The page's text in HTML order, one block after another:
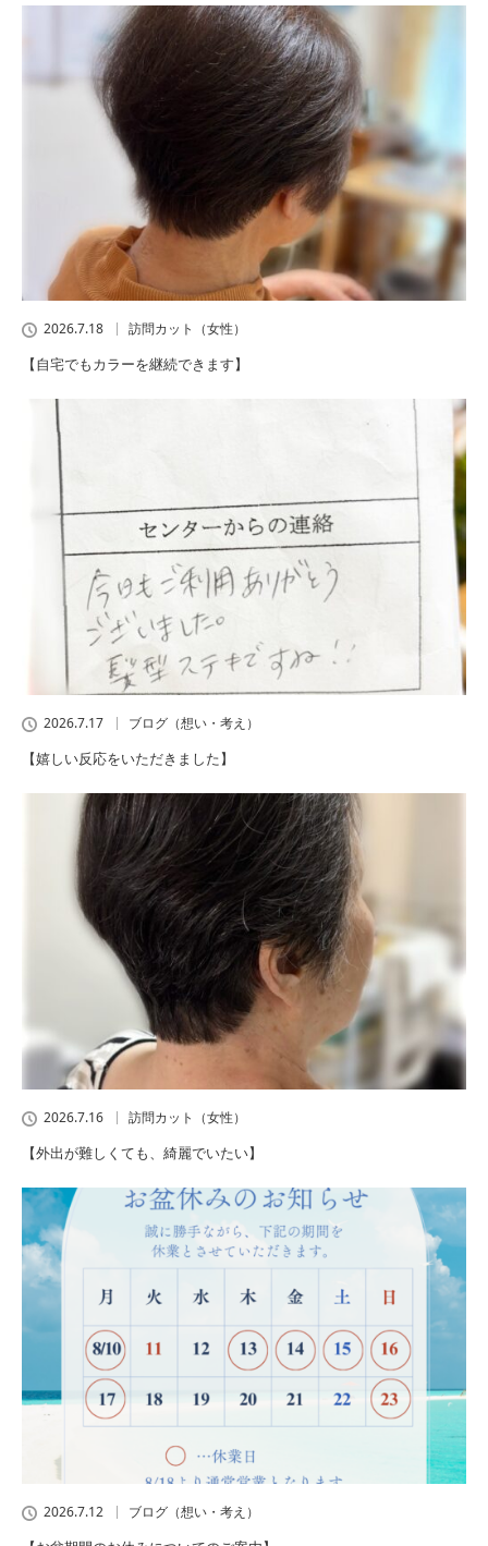
2026.7.18 訪問カット（女性）
【自宅でもカラーを継続できます】
2026.7.17 ブログ（想い・考え）
【嬉しい反応をいただきました】
2026.7.16 訪問カット（女性）
【外出が難しくても、綺麗でいたい】
2026.7.12 ブログ（想い・考え）